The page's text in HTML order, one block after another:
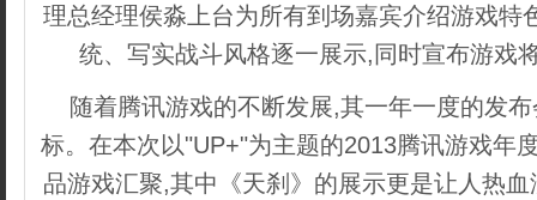
理总经理侯淼上台为所有到场嘉宾介绍游戏特
统、写实战斗风格逐一展示,同时宣布游戏
随着腾讯游戏的不断发展,其一年一度的发
标。在本次以"UP+"为主题的2013腾讯游戏年
品游戏汇聚,其中《天刹》的展示更是让人热